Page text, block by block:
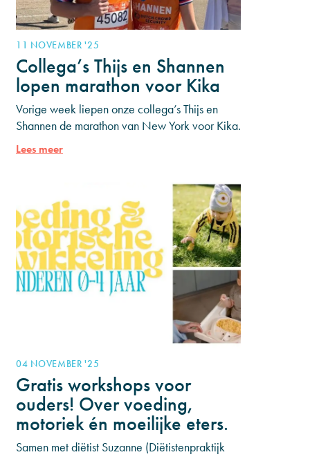
11 NOVEMBER '25
Collega’s Thijs en Shannen
lopen marathon voor Kika
Vorige week liepen onze collega’s Thijs en
Shannen de marathon van New York voor Kika.
Met het lopen van deze marathon haalden ze
€15.000 op
Lees meer
04 NOVEMBER '25
Gratis workshops voor
ouders! Over voeding,
motoriek én moeilijke eters.
Samen met diëtist Suzanne (Diëtistenpraktijk